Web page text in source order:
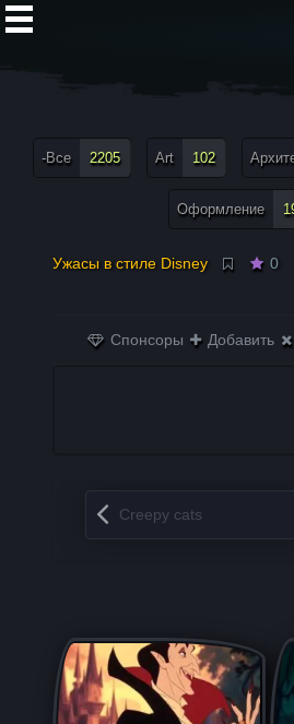
-Все 2205 Art 102
Оформление
Ужасы в стиле Disney 0
Спонсоры Добавить
Запись навигация
Creepy cats